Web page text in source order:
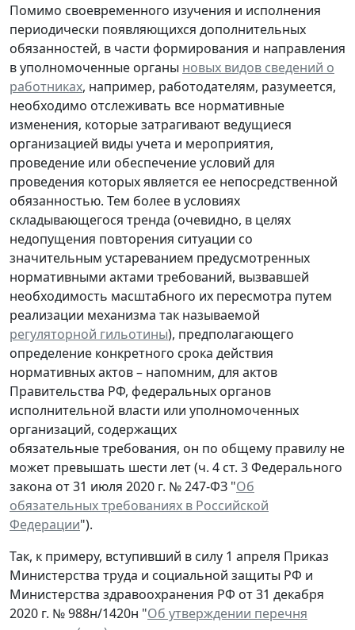
Помимо своевременного изучения и исполнения
периодически появляющихся дополнительных
обязанностей, в части формирования и направления
в уполномоченные органы новых видов сведений о
работниках, например, работодателям, разумеется,
необходимо отслеживать все нормативные
изменения, которые затрагивают ведущиеся
организацией виды учета и мероприятия,
проведение или обеспечение условий для
проведения которых является ее непосредственной
обязанностью. Тем более в условиях
складывающегося тренда (очевидно, в целях
недопущения повторения ситуации со
значительным устареванием предусмотренных
нормативными актами требований, вызвавшей
необходимость масштабного их пересмотра путем
реализации механизма так называемой
регуляторной гильотины), предполагающего
определение конкретного срока действия
нормативных актов – напомним, для актов
Правительства РФ, федеральных органов
исполнительной власти или уполномоченных
организаций, содержащих
обязательные требования, он по общему правилу не
может превышать шести лет (ч. 4 ст. 3 Федерального
закона от 31 июля 2020 г. № 247-ФЗ "Об
обязательных требованиях в Российской
Федерации").
Так, к примеру, вступивший в силу 1 апреля Приказ
Министерства труда и социальной защиты РФ и
Министерства здравоохранения РФ от 31 декабря
2020 г. № 988н/1420н "Об утверждении перечня